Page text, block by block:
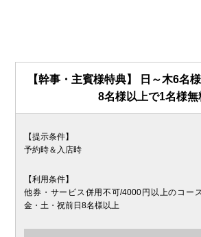
【幹事・主賓様特典】 日～木6名
8名様以上で1名様無
【提示条件】
予約時＆入店時
【利用条件】
他券・サービス併用不可/4000円以上のコー
金・土・祝前日8名様以上